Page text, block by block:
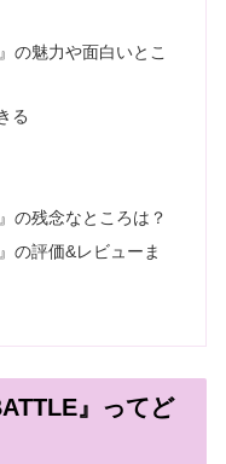
の魅力や面白いとこ
る
の残念なところは？
の評価&レビューま
』ってど